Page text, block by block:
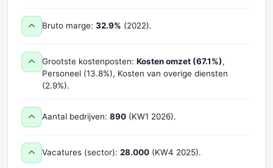
Bruto marge: 32.9% (2022).
Grootste kostenposten: Kosten omzet (67.1%),
Personeel (13.8%), Kosten van overige diensten
(2.9%).
Aantal bedrijven: 890 (KW1 2026).
Vacatures (sector): 28.000 (KW4 2025).